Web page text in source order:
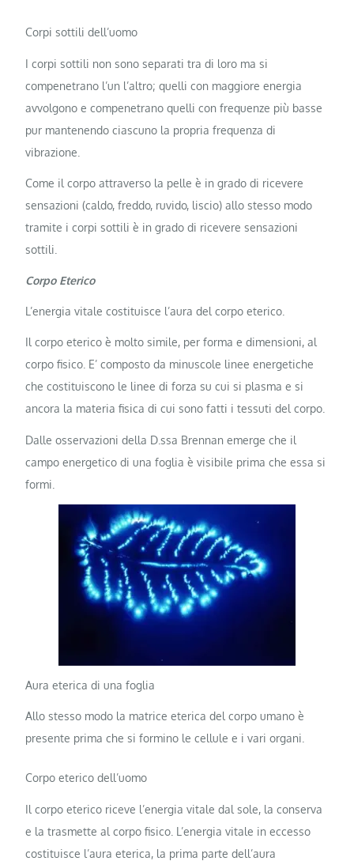
Corpi sottili dell’uomo
I corpi sottili non sono separati tra di loro ma si
compenetrano l’un l’altro; quelli con maggiore energia
avvolgono e compenetrano quelli con frequenze più basse
pur mantenendo ciascuno la propria frequenza di
vibrazione.
Come il corpo attraverso la pelle è in grado di ricevere
sensazioni (caldo, freddo, ruvido, liscio) allo stesso modo
tramite i corpi sottili è in grado di ricevere sensazioni
sottili.
Corpo Eterico
L’energia vitale costituisce l’aura del corpo eterico.
Il corpo eterico è molto simile, per forma e dimensioni, al
corpo fisico. E’ composto da minuscole linee energetiche
che costituiscono le linee di forza su cui si plasma e si
ancora la materia fisica di cui sono fatti i tessuti del corpo.
Dalle osservazioni della D.ssa Brennan emerge che il
campo energetico di una foglia è visibile prima che essa si
formi.
Aura eterica di una foglia
Allo stesso modo la matrice eterica del corpo umano è
presente prima che si formino le cellule e i vari organi.
Corpo eterico dell’uomo
Il corpo eterico riceve l’energia vitale dal sole, la conserva
e la trasmette al corpo fisico. L’energia vitale in eccesso
costituisce l’aura eterica, la prima parte dell’aura